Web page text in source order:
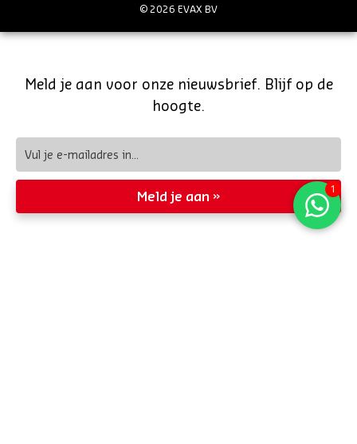
© 2026 EVAX BV
Meld je aan voor onze nieuwsbrief. Blijf op de
hoogte.
Meld je aan